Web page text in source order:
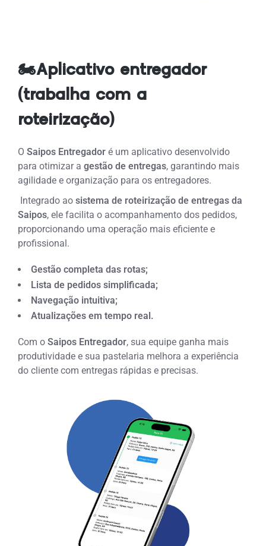
🏍️Aplicativo entregador
(trabalha com a
roteirização)
OSaipos Entregador é um aplicativo desenvolvido
para otimizar agestão de entregas, garantindo mais
agilidade e organização para os entregadores.
Integrado aosistema de roteirização de entregas da
Saipos, ele facilita o acompanhamento dos pedidos,
proporcionando uma operação mais eficiente e
profissional.
Gestão completa das rotas;
Lista de pedidos simplificada;
Navegação intuitiva;
Atualizações em tempo real.
Com oSaipos Entregador, sua equipe ganha mais
produtividade e sua pastelaria melhora a experiência
do cliente com entregas rápidas e precisas.